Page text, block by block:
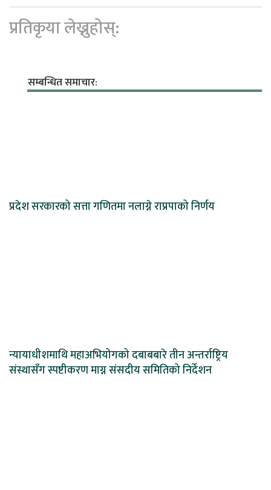
प्रतिकृया लेख्नुहोस्:
सम्बन्धित समाचार:
प्रदेश सरकारको सत्ता गणितमा नलाग्ने राप्रपाको निर्णय
न्यायाधीशमाथि महाअभियोगको दबाबबारे तीन अन्तर्राष्ट्रिय
संस्थासँग स्पष्टीकरण माग्न संसदीय समितिको निर्देशन